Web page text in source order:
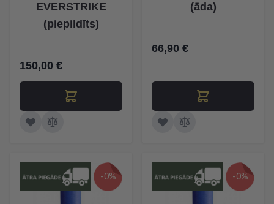
EVERSTRIKE
(piepildīts)
150,00 €
(āda)
66,90 €
-0% -0%